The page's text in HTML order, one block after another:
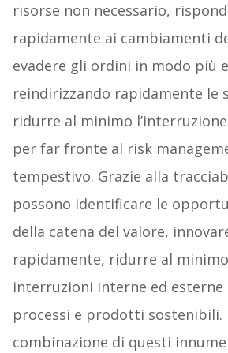
risorse non necessario,
rapidamente ai cambiamenti
evadere gli ordini in modo più
reindirizzando rapidamente le
ridurre al minimo
per far fronte al risk
tempestivo. Grazie alla
possono identificare le
della catena del valore,
rapidamente, ridurre al
interruzioni interne ed esterne
processi e prodotti sostenibili.
combinazione di questi